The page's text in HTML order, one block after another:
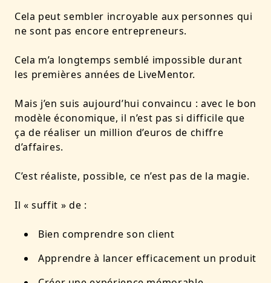
Cela peut sembler incroyable aux personnes qui
ne sont pas encore entrepreneurs.
Cela m’a longtemps semblé impossible durant
les premières années de LiveMentor.
Mais j’en suis aujourd’hui convaincu : avec le bon
modèle économique, il n’est pas si difficile que
ça de réaliser un million d’euros de chiffre
d’affaires.
C’est réaliste, possible, ce n’est pas de la magie.
Il « suffit » de :
Bien comprendre son client
Apprendre à lancer efficacement un produit